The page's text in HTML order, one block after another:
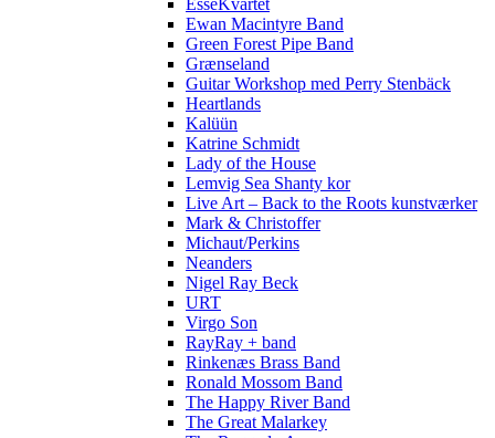
EsseKvartet
Ewan Macintyre Band
Green Forest Pipe Band
Grænseland
Guitar Workshop med Perry Stenbäck
Heartlands
Kalüün
Katrine Schmidt
Lady of the House
Lemvig Sea Shanty kor
Live Art – Back to the Roots kunstværker
Mark & Christoffer
Michaut/Perkins
Neanders
Nigel Ray Beck
URT
Virgo Son
RayRay + band
Rinkenæs Brass Band
Ronald Mossom Band
The Happy River Band
The Great Malarkey